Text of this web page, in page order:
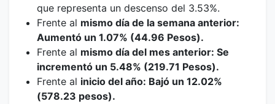
que representa un descenso del 3.53%.
Frente al mismo día de la semana anterior:
Aumentó un 1.07% (44.96 Pesos).
Frente al mismo día del mes anterior: Se
incrementó un 5.48% (219.71 Pesos).
Frente al inicio del año: Bajó un 12.02%
(578.23 pesos).